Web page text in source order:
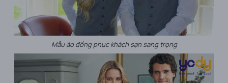
Mẫu áo đồng phục khách sạn sang trọng